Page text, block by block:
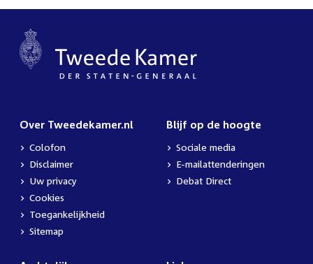
Over Tweedekamer.nl
Colofon
Disclaimer
Uw privacy
Cookies
Toegankelijkheid
Sitemap
Blijf op de hoogte
Sociale media
E-mailattenderingen
Debat Direct